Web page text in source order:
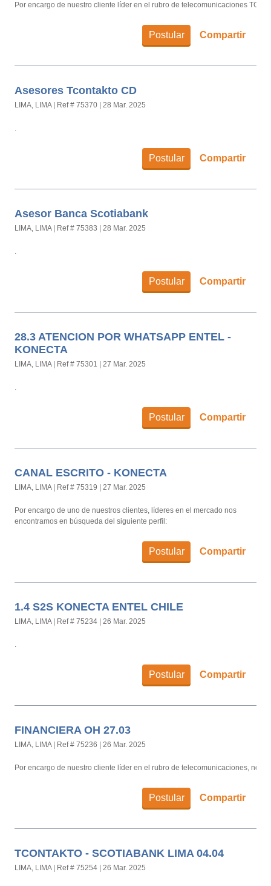
Postular Compartir
Por encargo de nuestro cliente líder en el rubro de telecomunicaciones
Asesores Tcontakto CD
LIMA, LIMA Ref # 75370 28 Mar. 2025
Postular Compartir
.
Asesor Banca Scotiabank
LIMA, LIMA Ref # 75383 28 Mar. 2025
Postular Compartir
.
28.3 ATENCION POR WHATSAPP ENTEL -
KONECTA
LIMA, LIMA Ref # 75301 27 Mar. 2025
Postular Compartir
.
CANAL ESCRITO - KONECTA
LIMA, LIMA Ref # 75319 27 Mar. 2025
Postular Compartir
Por encargo de uno de nuestros clientes, líderes en el mercado nos
encontramos en búsqueda del siguiente perfil:
1.4 S2S KONECTA ENTEL CHILE
LIMA, LIMA Ref # 75234 26 Mar. 2025
Postular Compartir
.
FINANCIERA OH 27.03
LIMA, LIMA Ref # 75236 26 Mar. 2025
Postular Compartir
Por encargo de nuestro cliente líder en el rubro de telecomunicaciones, nos
TCONTAKTO - SCOTIABANK LIMA 04.04
LIMA, LIMA Ref # 75254 26 Mar. 2025